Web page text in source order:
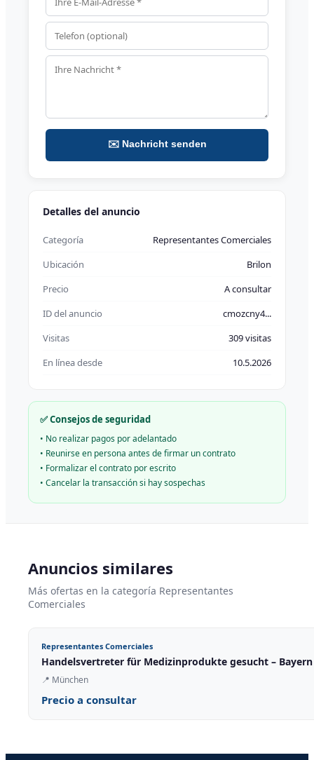
✉️ Nachricht senden
Detalles del anuncio
Categoría
Representantes Comerciales
Ubicación
Brilon
Precio
A consultar
ID del anuncio
cmozcny4...
Visitas
309 visitas
En línea desde
10.5.2026
✅ Consejos de seguridad
• No realizar pagos por adelantado
• Reunirse en persona antes de firmar un contrato
• Formalizar el contrato por escrito
• Cancelar la transacción si hay sospechas
Anuncios similares
Más ofertas en la categoría Representantes
Comerciales
Representantes Comerciales
Handelsvertreter für Medizinprodukte gesucht – Bayern
📍 München
Precio a consultar